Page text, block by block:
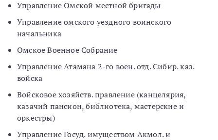
Управление Омской местной бригады
Управление омского уездного воинского
начальника
Омское Военное Собрание
Управление Атамана 2-го воен. отд. Сибир. каз.
войска
Войсковое хозяйств. правление (канцелярия,
казачий пансион, библиотека, мастерские и
оркестры)
Управление Госуд. имуществом Акмол. и